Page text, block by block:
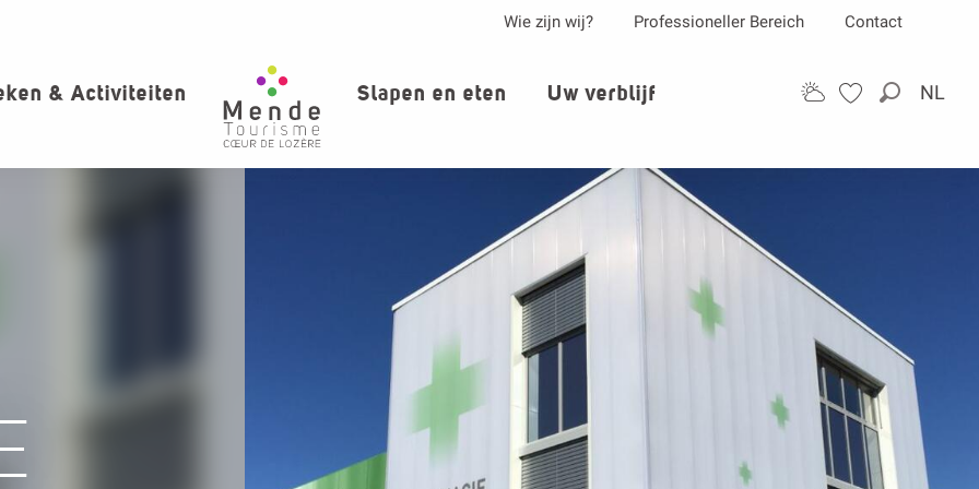
Zoek op
NL
Wie zijn wij? Professioneller Bereich Contact
& Activiteiten Slapen en eten Uw verblijf